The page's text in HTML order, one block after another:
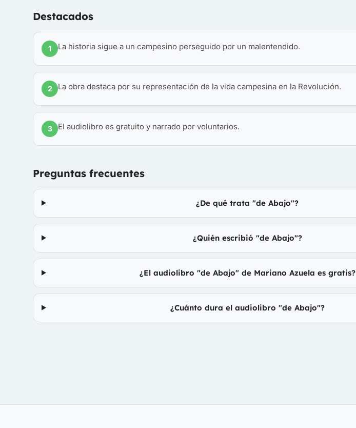
Destacados
1 La historia sigue a un campesino perseguido por un malentendido.
2 La obra destaca por su representación de la vida campesina en la Revolución.
3 El audiolibro es gratuito y narrado por voluntarios.
Preguntas frecuentes
¿De qué trata "de Abajo"?
¿Quién escribió "de Abajo"?
¿El audiolibro "de Abajo" de Mariano Azuela es gratis?
¿Cuánto dura el audiolibro "de Abajo"?